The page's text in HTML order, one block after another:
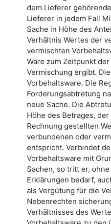
dem Lieferer
Lieferer in jedem Fall
Sache in Höhe des
Verhältnis Wertes der
vermischten
Ware zum Zeitpunkt
Vermischung ergibt.
Vorbehaltsware. Die
Forderungsabtretung
neue Sache. Die
Höhe des Betrages,
Rechnung gestellten
verbundenen oder
entspricht. Verbindet
Vorbehaltsware mit
Sachen, so tritt er,
Erklärungen bedarf,
als Vergütung für die
Nebenrechten
Verhältnisses des